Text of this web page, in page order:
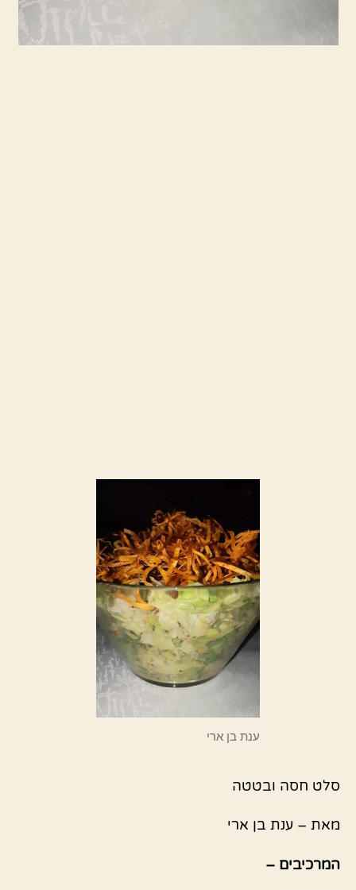
ענת בן ארי
סלט חסה ובטטה
מאת – ענת בן ארי
המרכיבים –